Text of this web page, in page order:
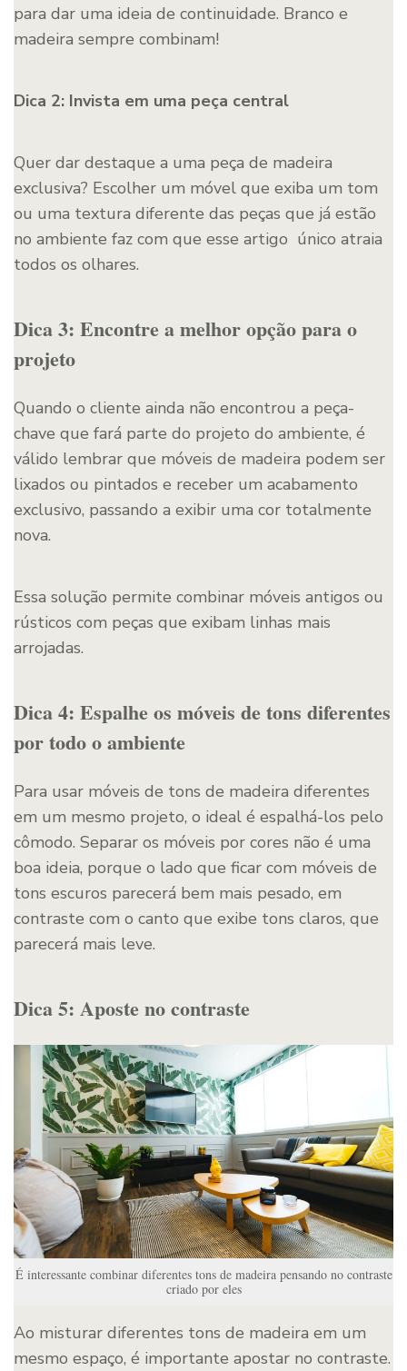
para dar uma ideia de continuidade. Branco e
madeira sempre combinam!
Dica 2: Invista em uma peça central
Quer dar destaque a uma peça de madeira
exclusiva? Escolher um móvel que exiba um tom
ou uma textura diferente das peças que já estão
no ambiente faz com que esse artigo único atraia
todos os olhares.
Dica 3: Encontre a melhor opção para o
projeto
Quando o cliente ainda não encontrou a peça-
chave que fará parte do projeto do ambiente, é
válido lembrar que móveis de madeira podem ser
lixados ou pintados e receber um acabamento
exclusivo, passando a exibir uma cor totalmente
nova.
Essa solução permite combinar móveis antigos ou
rústicos com peças que exibam linhas mais
arrojadas.
Dica 4: Espalhe os móveis de tons diferentes
por todo o ambiente
Para usar móveis de tons de madeira diferentes
em um mesmo projeto, o ideal é espalhá-los pelo
cômodo. Separar os móveis por cores não é uma
boa ideia, porque o lado que ficar com móveis de
tons escuros parecerá bem mais pesado, em
contraste com o canto que exibe tons claros, que
parecerá mais leve.
Dica 5: Aposte no contraste
É interessante combinar diferentes tons de madeira pensando no contraste
criado por eles
Ao misturar diferentes tons de madeira em um
mesmo espaço, é importante apostar no contraste.